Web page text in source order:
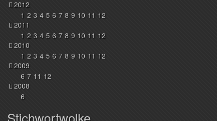
2012
1 2 3 4 5 6 7 8 9 10 11 12
2011
1 2 3 4 5 6 7 8 9 10 11 12
2010
1 2 3 4 5 6 7 8 9 10 11 12
2009
6 7 11 12
2008
6
Stichwortwolke